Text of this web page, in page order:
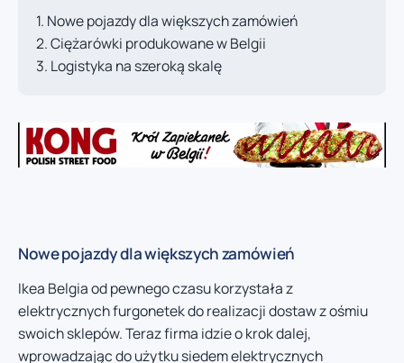
Nowe pojazdy dla większych zamówień
Ciężarówki produkowane w Belgii
Logistyka na szeroką skalę
Nowe pojazdy dla większych zamówień
Ikea Belgia od pewnego czasu korzystała z
elektrycznych furgonetek do realizacji dostaw z ośmiu
swoich sklepów. Teraz firma idzie o krok dalej,
wprowadzając do użytku siedem elektrycznych